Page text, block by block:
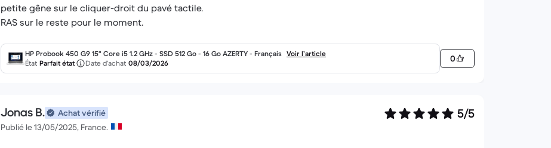
petite gêne sur le cliquer-droit du pavé tactile.
RAS sur le reste pour le moment.
HP Probook 450 G9 15" Core i5 1.2 GHz - SSD 512 Go - 16 Go AZERTY - Français Voir l’article
État Parfait état Date d’achat 08/03/2026 0
Jonas B.
Achat vérifié
Publié le 13/05/2025, France.
5/5